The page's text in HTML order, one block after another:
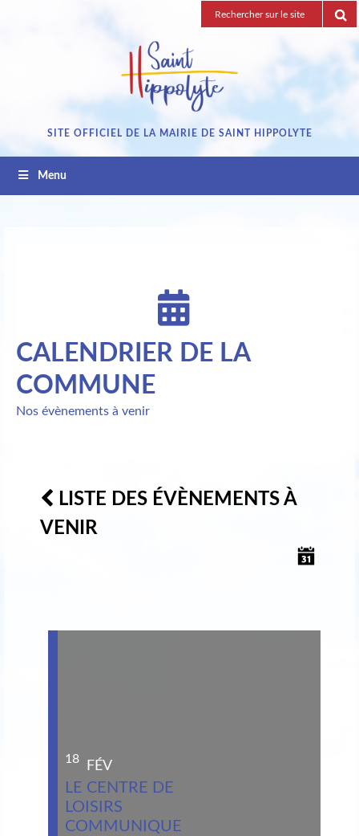
Recherche
pour
SITE OFFICIEL DE LA MAIRIE DE SAINT HIPPOLYTE
Menu
CALENDRIER DE LA
COMMUNE
Nos évènements à venir
LISTE DES ÉVÈNEMENTS À
VENIR
18 FÉV
LE CENTRE DE
LOISIRS
COMMUNIQUE